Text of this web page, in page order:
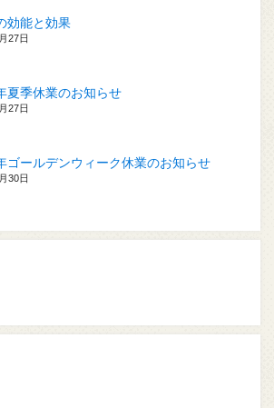
効能と効果
27日
夏季休業のお知らせ
27日
ゴールデンウィーク休業のお知らせ
30日